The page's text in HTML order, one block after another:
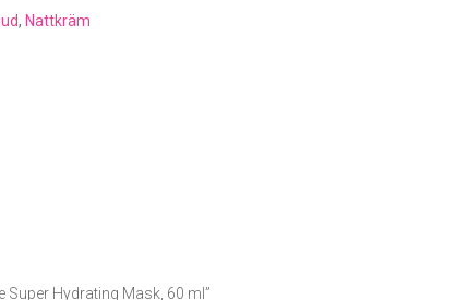
, Nattkräm
Super Hydrating Mask, 60 ml”